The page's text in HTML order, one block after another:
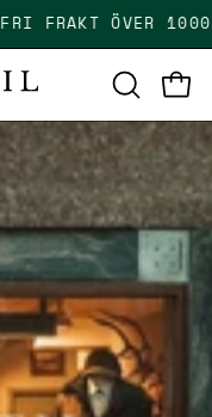
- FRI FRAKT
OPEN
SEARCH